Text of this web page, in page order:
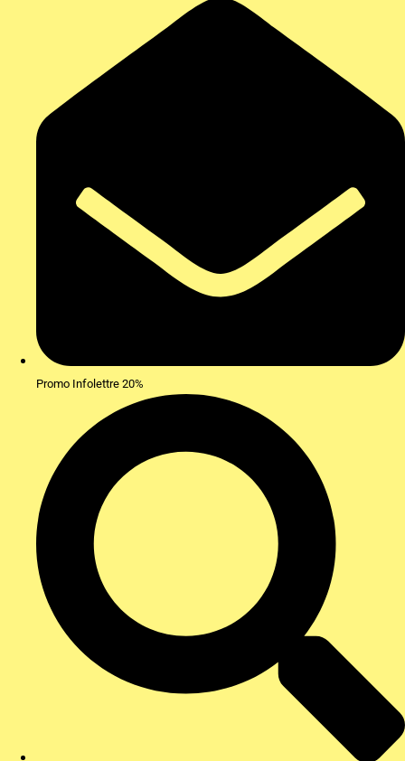
Promo Infolettre 20%